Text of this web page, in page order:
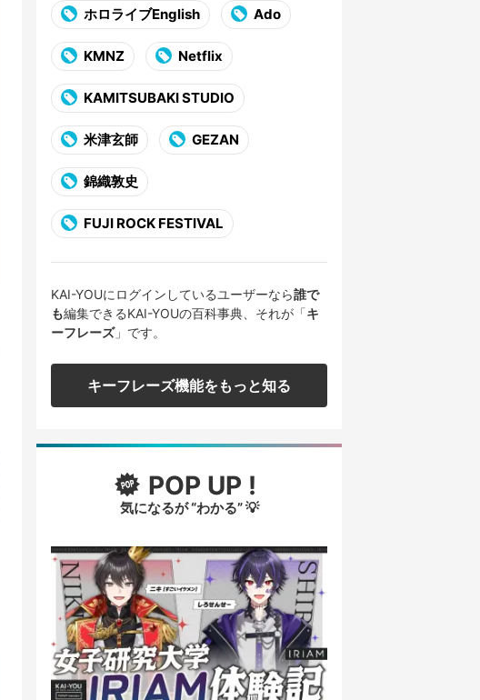
ホロライブEnglish Ado
KMNZ Netflix
KAMITSUBAKI STUDIO
米津玄師 GEZAN
錦織敦史
FUJI ROCK FESTIVAL
KAI-YOUにログインしているユーザーなら誰で
も編集できるKAI-YOUの百科事典、それが「キ
ーフレーズ」です。
キーフレーズ機能をもっと知る
POP UP !
気になるが “わかる” 💡